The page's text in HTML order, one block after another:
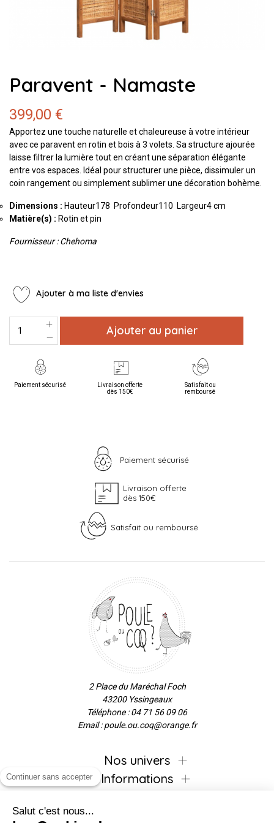
Paravent - Namaste
399,00 €
Apportez une touche naturelle et chaleureuse à votre intérieur
avec ce paravent en rotin et bois à 3 volets. Sa structure ajourée
laisse filtrer la lumière tout en créant une séparation élégante
entre vos espaces. Idéal pour structurer une pièce, dissimuler un
coin rangement ou simplement sublimer une décoration bohème.
Dimensions : Hauteur178 Profondeur110 Largeur4 cm
Matière(s) : Rotin et pin
Fournisseur : Chehoma
Ajouter à ma liste d'envies
Ajouter au panier
Paiement sécurisé
Livraison offerte
dès 150€
Satisfait ou
remboursé
Paiement sécurisé
Livraison offerte
dès 150€
Satisfait ou remboursé
2 Place du Maréchal Foch
43200 Yssingeaux
Téléphone : 04 71 56 09 06
Email : poule.ou.coq@orange.fr
Nos univers
Informations
Continuer sans accepter
Salut c'est nous...